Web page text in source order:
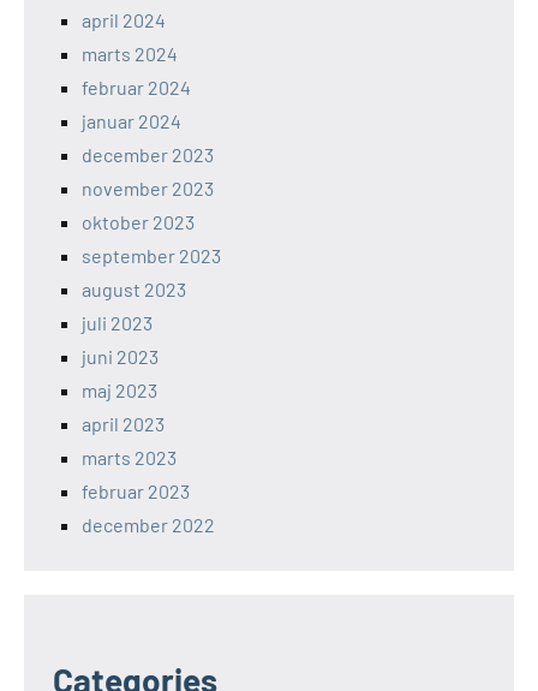
april 2024
marts 2024
februar 2024
januar 2024
december 2023
november 2023
oktober 2023
september 2023
august 2023
juli 2023
juni 2023
maj 2023
april 2023
marts 2023
februar 2023
december 2022
Categories